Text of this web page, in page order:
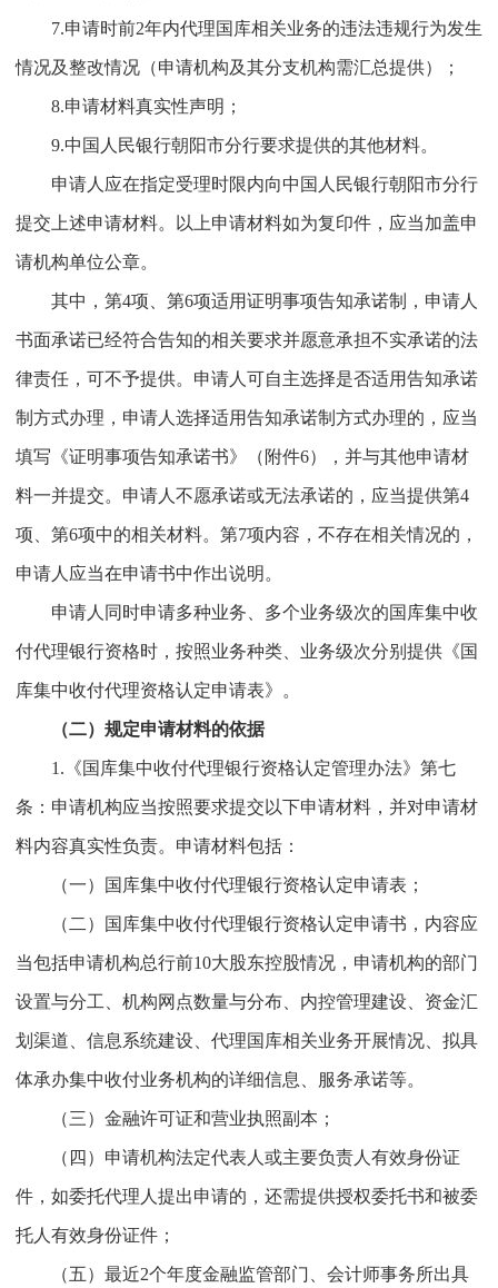
7.申请时前2年内代理国库相关业务的违法违规行为发生
情况及整改情况（申请机构及其分支机构需汇总提供）；
8.申请材料真实性声明；
9.中国人民银行朝阳市分行要求提供的其他材料。
申请人应在指定受理时限内向中国人民银行朝阳市分行
提交上述申请材料。以上申请材料如为复印件，应当加盖申
请机构单位公章。
其中，第4项、第6项适用证明事项告知承诺制，申请人
书面承诺已经符合告知的相关要求并愿意承担不实承诺的法
律责任，可不予提供。申请人可自主选择是否适用告知承诺
制方式办理，申请人选择适用告知承诺制方式办理的，应当
填写《证明事项告知承诺书》（附件6），并与其他申请材
料一并提交。申请人不愿承诺或无法承诺的，应当提供第4
项、第6项中的相关材料。第7项内容，不存在相关情况的，
申请人应当在申请书中作出说明。
申请人同时申请多种业务、多个业务级次的国库集中收
付代理银行资格时，按照业务种类、业务级次分别提供《国
库集中收付代理资格认定申请表》。
（二）规定申请材料的依据
1.《国库集中收付代理银行资格认定管理办法》第七
条：申请机构应当按照要求提交以下申请材料，并对申请材
料内容真实性负责。申请材料包括：
（一）国库集中收付代理银行资格认定申请表；
（二）国库集中收付代理银行资格认定申请书，内容应
当包括申请机构总行前10大股东控股情况，申请机构的部门
设置与分工、机构网点数量与分布、内控管理建设、资金汇
划渠道、信息系统建设、代理国库相关业务开展情况、拟具
体承办集中收付业务机构的详细信息、服务承诺等。
（三）金融许可证和营业执照副本；
（四）申请机构法定代表人或主要负责人有效身份证
件，如委托代理人提出申请的，还需提供授权委托书和被委
托人有效身份证件；
（五）最近2个年度金融监管部门、会计师事务所出具